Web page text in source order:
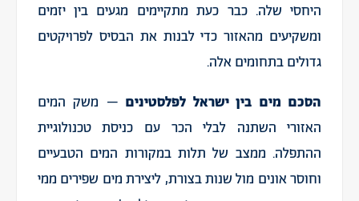
היחסי שלה. כבר כעת מתקיימים מגעים בין יזמים
ומשקיעים מהאזור כדי לבנות את הבסיס לפרויקטים
גדולים בתחומים אלה.
הסכם מים בין ישראל לפלסטינים – משק המים
האזורי השתנה לבלי הכר עם כניסת טכנולוגיית
ההתפלה. ממצב של תלות במקורות המים הטבעיים
וחוסר אונים מול שנות בצורת, ליצירת מים שפירים ממי